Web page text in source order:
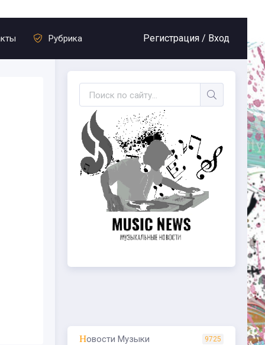
Рубрика Регистрация / Вход
Новости Музыки 9725